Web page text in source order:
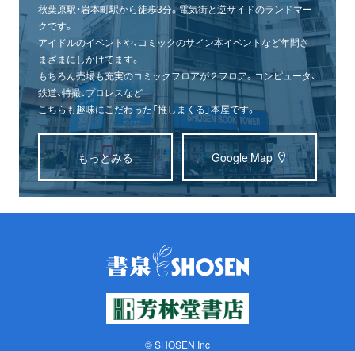
秋葉原駅・岩本町駅から徒歩3分。電気街と逆サイドのランドマー
クです。
アイドルのイベントや、コミックのサイン本イベントなど年間さ
まざまにしかけてます。
もちろん売場も充実のコミックフロアが２フロア。コンピュータ、
鉄道、特撮、プロレスなど
こちらも趣味にこだわった「推しまくる」本屋です。
もっとみる Google Map
© SHOSEN Inc
書泉グランデ